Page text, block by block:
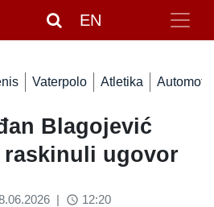
EN
Vaterpolo Atletika Automoto
Blagojević
ugovor
| access_time 12:20